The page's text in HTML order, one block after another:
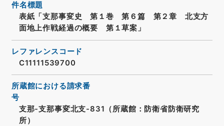
件名標題
表紙「支那事変史 第１巻 第６篇 第２章 北支方
面地上作戦経過の概要 第１草案」
レファレンスコード
C11111539700
所蔵館における請求番
号
支那-支那事変北支-831（所蔵館：防衛省防衛研究
所）